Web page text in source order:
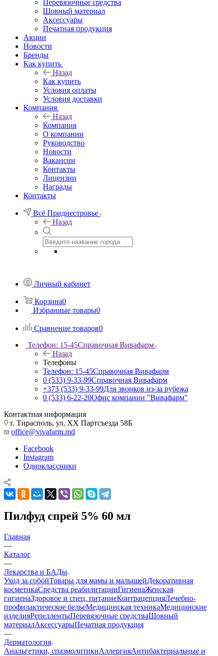
Перевязочные средства
Шовный материал
Аксессуары
Печатная продукция
Акции
Новости
Бренды
Как купить
Назад
Как купить
Условия оплаты
Условия доставки
Компания
Назад
Компания
О компании
Руководство
Новости
Вакансии
Контакты
Лицензии
Награды
Контакты
Всё Приднестровье
Назад
Личный кабинет
Корзина0
Избранные товары0
Сравнение товаров0
Телефон: 15-45Справочная Вивафарм
Назад
Телефоны
Телефон: 15-45Справочная Вивафарм
0 (533) 9-33-99Справочная Вивафарм
+373 (533) 9-33-99Для звонков из-за рубежа
0 (533) 6-22-20Офис компании "Вивафарм"
Контактная информация
г. Тирасполь, ул. ХХ Партсъезда 58Б
office@vivafarm.md
Facebook
Instagram
Одноклассники
Пилфуд спрей 5% 60 мл
Главная
—
Каталог
—
Лекарства и БАДы
Уход за собойТовары для мамы и малышейДекоративная
косметикаСредства реабилитацииГигиенаЖенская
гигиенаЗдоровое и спец. питаниеКонтрацепцияЛечебно-
профилактическое бельеМедицинская техникаМедицинские
изделияРепеллентыПеревязочные средстваШовный
материалАксессуарыПечатная продукция
—
Дерматология
Анальгетики, спазмолитикиАллергияАнтибактериальные и